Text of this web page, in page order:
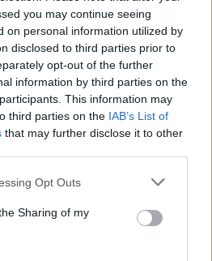
you may continue seeing
on personal information utilized by
disclosed to third parties prior to
opt-out of the further
information by third parties on the
This information may
third parties on the IAB’s List of
that may further disclose it to other
Opt Outs
Sharing of my
s.r.o. Jihlava • CNC operátor• mzda
Kč • příspěvek na ubytování (Jihlava,
s.r.o. • montážní dělník • mzda 44.700
Kč (Jihlava, okres Jihlava)
s.r.o. Jihlava • práce ve skladu • mzda
50.000 Kč • ubytování (Jihlava, okres
články